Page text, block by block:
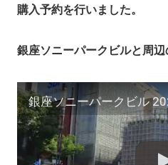
購入予約を行いました。
銀座ソニーパークビルと周辺
銀座ソニーパークビル